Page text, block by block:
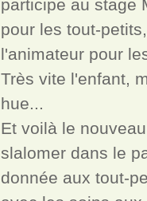
participe au stage
pour les tout-
l'animateur pour
Très vite l'enfant,
hue...
Et voilà le
slalomer dans le
donnée aux tout-